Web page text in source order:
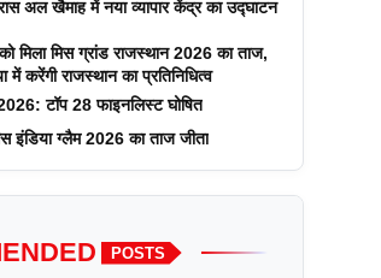
अल खैमाह में नया व्यापार केंद्र का उद्घाटन
को मिला मिस ग्रांड राजस्थान 2026 का ताज,
में करेंगी राजस्थान का प्रतिनिधित्व
टॉप 28 फाइनलिस्ट घोषित
इंडिया ग्लैम 2026 का ताज जीता
POSTS